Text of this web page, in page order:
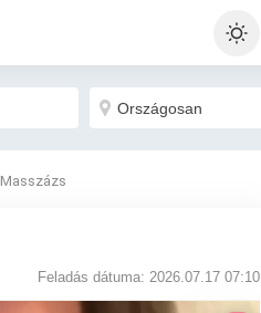
Masszázs
Feladás dátuma: 2026.07.17 07:10